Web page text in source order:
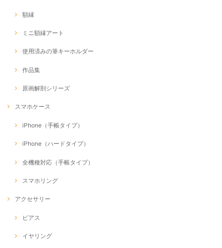
額縁
ミニ額縁アート
使用済みの筆キーホルダー
作品集
原画解剖シリーズ
スマホケース
iPhone（手帳タイプ）
iPhone（ハードタイプ）
全機種対応（手帳タイプ）
スマホリング
アクセサリー
ピアス
イヤリング